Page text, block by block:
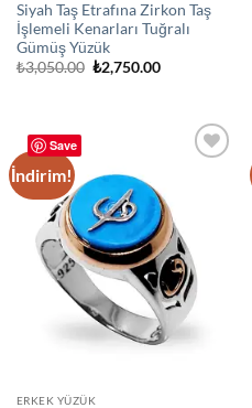
Siyah Taş Etrafına Zirkon Taş
İşlemeli Kenarları Tuğralı
Gümüş Yüzük
₺3,050.00 Orijinal
fiyat:
₺2,750.00Şu
Save
İndirim!
ERKEK YÜZÜK